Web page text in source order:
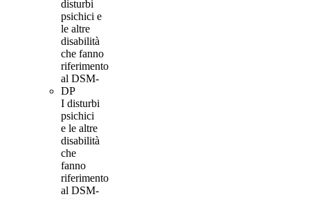
I disturbi
psichici
e le altre
disabilità
che
fanno
riferimento
al DSM-